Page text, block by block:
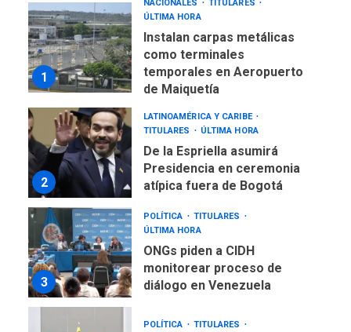
1
Instalan carpas metálicas
como terminales
temporales en Aeropuerto
de Maiquetía
2
TITULARES
ÚLTIMA HORA
De la Espriella asumirá
Presidencia en ceremonia
atípica fuera de Bogotá
3
ÚLTIMA HORA
ONGs piden a CIDH
monitorear proceso de
diálogo en Venezuela
ÚLTIMA HORA